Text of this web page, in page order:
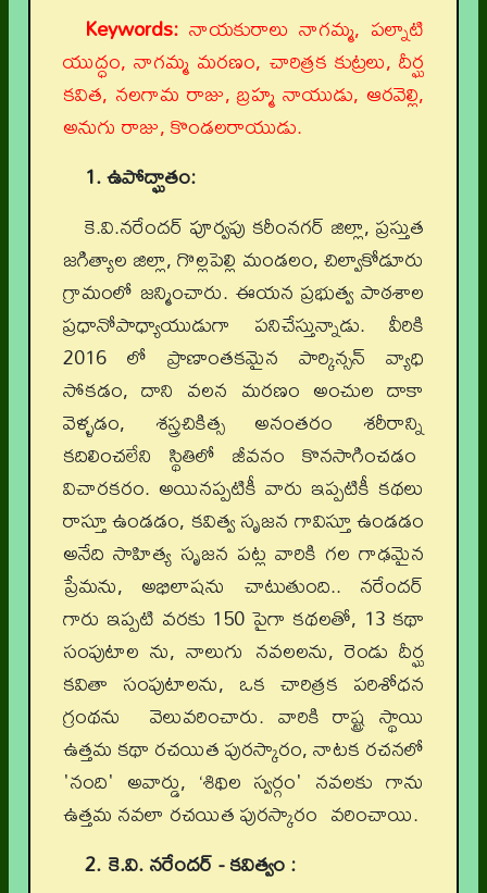
Keywords: నాయకురాలు నాగమ్మ, పల్నాటి
యుద్ధం, నాగమ్మ మరణం, చారిత్రక కుట్రలు, దీర్ఘ
కవిత, నలగామ రాజు, బ్రహ్మ నాయుడు, ఆరవెల్లి,
అనుగు రాజు, కొండలరాయుడు.
1. ఉపోద్ఘాతం:
కె.వి.నరేందర్ పూర్వపు కరీంనగర్ జిల్లా, ప్రస్తుత
జగిత్యాల జిల్లా, గొల్లపెల్లి మండలం, చిల్వాకోడూరు
గ్రామంలో జన్మించారు. ఈయన ప్రభుత్వ పాఠశాల
ప్రధానోపాధ్యాయుడుగా పనిచేస్తున్నాడు. వీరికి
2016 లో ప్రాణాంతకమైన పార్కిన్సన్ వ్యాధి
సోకడం, దాని వలన మరణం అంచుల దాకా
వెళ్ళడం, శస్త్రచికిత్స అనంతరం శరీరాన్ని
కదిలించలేని స్థితిలో జీవనం కొనసాగించడం
విచారకరం. అయినప్పటికీ వారు ఇప్పటికీ కథలు
రాస్తూ ఉండడం, కవిత్వ సృజన గావిస్తూ ఉండడం
అనేది సాహిత్య సృజన పట్ల వారికి గల గాఢమైన
ప్రేమను, అభిలాషను చాటుతుంది.. నరేందర్
గారు ఇప్పటి వరకు 150 పైగా కథలతో, 13 కథా
సంపుటాల ను, నాలుగు నవలలను, రెండు దీర్ఘ
కవితా సంపుటాలను, ఒక చారిత్రక పరిశోధన
గ్రంథను వెలువరించారు. వారికి రాష్ట్ర స్థాయి
ఉత్తమ కథా రచయిత పురస్కారం, నాటక రచనలో
'నంది' అవార్డు, ‘శిథిల స్వర్గం' నవలకు గాను
ఉత్తమ నవలా రచయిత పురస్కారం వరించాయి.
2. కె.వి. నరేందర్ - కవిత్వం :